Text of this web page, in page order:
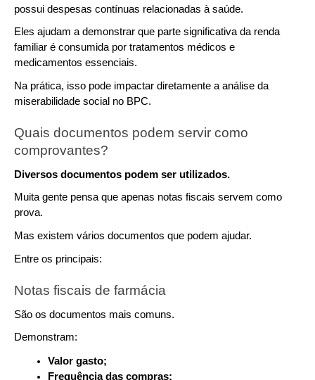
possui despesas contínuas relacionadas à saúde.
Eles ajudam a demonstrar que parte significativa da renda
familiar é consumida por tratamentos médicos e
medicamentos essenciais.
Na prática, isso pode impactar diretamente a análise da
miserabilidade social no BPC.
Quais documentos podem servir como
comprovantes?
Diversos documentos podem ser utilizados.
Muita gente pensa que apenas notas fiscais servem como
prova.
Mas existem vários documentos que podem ajudar.
Entre os principais:
Notas fiscais de farmácia
São os documentos mais comuns.
Demonstram:
Valor gasto;
Frequência das compras;